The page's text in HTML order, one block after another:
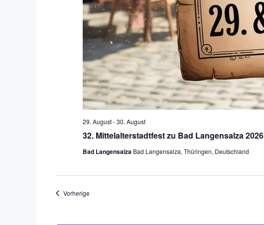
32. Mittelalterstadtfest zu Bad Langensalza 2026
29. August-30. August
Bad Langensalza Bad Langensalza, Thüringen, Deutschland
VorherigeVeranstaltungen